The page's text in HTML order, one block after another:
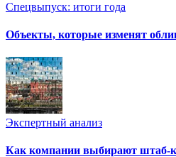
Спецвыпуск: итоги года
Объекты, которые изменят
Экспертный анализ
Как компании выбирают штаб-